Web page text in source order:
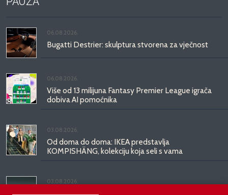
06.08.2026.
Bugatti Destrier: skulptura stvorena za vječnost
06.08.2026.
Više od 13 milijuna Fantasy Premier League igrača
dobiva AI pomoćnika
03.08.2026.
Od doma do doma: IKEA predstavlja
KOMPISHÄNG, kolekciju koja seli s vama
03.08.2026.